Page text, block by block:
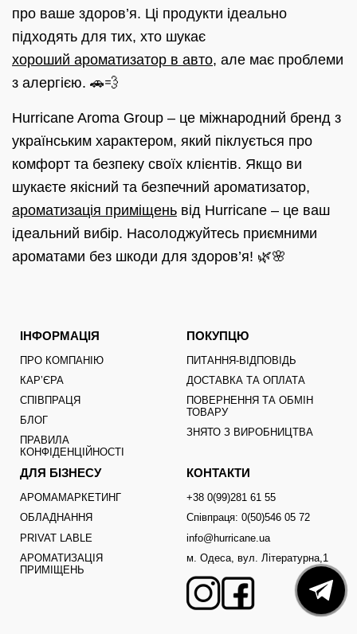
про ваше здоров’я. Ці продукти ідеально
підходять для тих, хто шукає
хороший ароматизатор в авто, але має проблеми
з алергією. 🚗💨
Hurricane Aroma Group – це міжнародний бренд з
українським характером, який піклується про
комфорт та безпеку своїх клієнтів. Якщо ви
шукаєте якісний та безпечний ароматизатор,
ароматизація приміщень від Hurricane – це ваш
ідеальний вибір. Насолоджуйтесь приємними
ароматами без шкоди для здоров’я! 🌿🌸
ІНФОРМАЦІЯ
ПРО КОМПАНІЮ
КАРʼЄРА
СПІВПРАЦЯ
БЛОГ
ПРАВИЛА
КОНФІДЕНЦІЙНОСТІ
ПОКУПЦЮ
ПИТАННЯ-ВІДПОВІДЬ
ДОСТАВКА ТА ОПЛАТА
ПОВЕРНЕННЯ ТА ОБМІН
ТОВАРУ
ЗНЯТО З ВИРОБНИЦТВА
ДЛЯ БІЗНЕСУ
АРОМАМАРКЕТИНГ
ОБЛАДНАННЯ
PRIVAT LABLE
АРОМАТИЗАЦІЯ
ПРИМІЩЕНЬ
КОНТАКТИ
+38 0(99)281 61 55
Співпраця: 0(50)546 05 72
info@hurricane.ua
м. Одеса, вул. Літературна,1